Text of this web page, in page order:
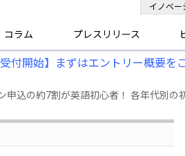
コラム プレスリリース
イノベー
付開始】まずはエントリー概要を
申込の約7割が英語初心者！ 各年代別の